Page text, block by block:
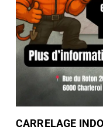
CARRELAGE